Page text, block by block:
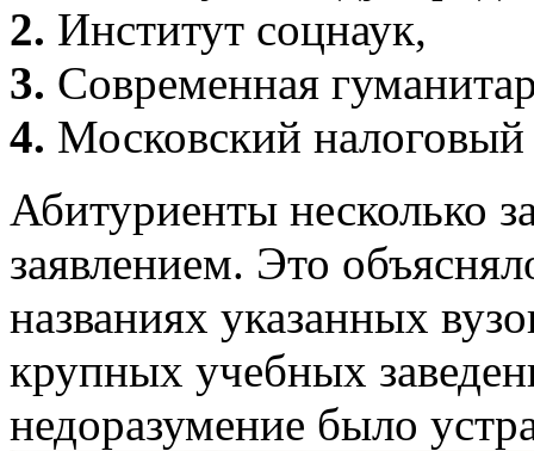
2. Институт соцнаук,
3. Современная
4. Московский
Абитуриенты несколько
заявлением. Это
названиях указанных
крупных учебных
недоразумение было